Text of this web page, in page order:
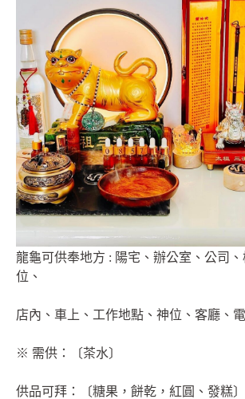
龍龜可供奉地方 : 陽宅、辦公室、公司
位、
店內、車上、工作地點、神位、客廳、
※ 需供：〔茶水〕
供品可拜：〔糖果，餅乾，紅圓、發糕〕